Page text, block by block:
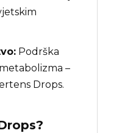
Podrška
–
Drops.
?